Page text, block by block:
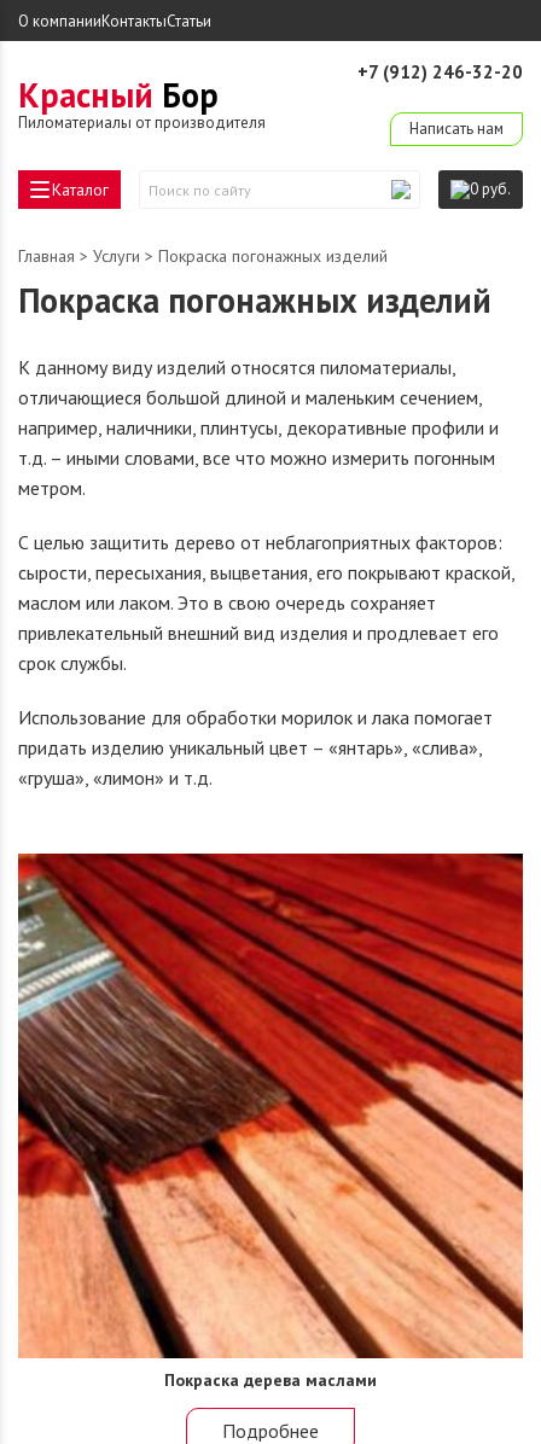
О компанииКонтактыСтатьи
Красный Бор
Пиломатериалы от производителя
+7 (912) 246-32-20
Написать нам
Каталог
Поиск
сайту
0 руб.
Главная > Услуги > Покраска погонажных изделий
Покраска погонажных изделий
К данному виду изделий относятся пиломатериалы,
отличающиеся большой длиной и маленьким сечением,
например, наличники, плинтусы, декоративные профили и
т.д. – иными словами, все что можно измерить погонным
метром.
С целью защитить дерево от неблагоприятных факторов:
сырости, пересыхания, выцветания, его покрывают краской,
маслом или лаком. Это в свою очередь сохраняет
привлекательный внешний вид изделия и продлевает его
срок службы.
Использование для обработки морилок и лака помогает
придать изделию уникальный цвет – «янтарь», «слива»,
«груша», «лимон» и т.д.
Покраска дерева маслами
Подробнее